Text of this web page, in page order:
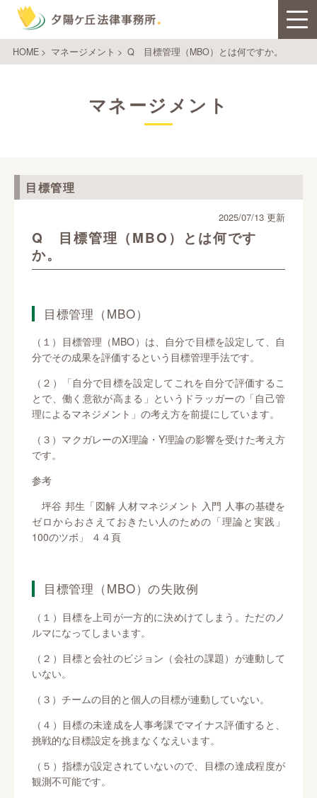
HOME> マネージメント > Q 目標管理（MBO）とは何ですか。
マネージメント
目標管理
Q 目標管理（MBO）とは何です
か。
2025/07/13 更新
目標管理（MBO）
（１）目標管理（MBO）は、自分で目標を設定して、自
分でその成果を評価するという目標管理手法です。
（２）「自分で目標を設定してこれを自分で評価するこ
とで、働く意欲が高まる」というドラッガーの「自己管
理によるマネジメント」の考え方を前提にしています。
（３）マクガレーのX理論・Y理論の影響を受けた考え方
です。
参考
坪谷 邦生「図解 人材マネジメント 入門 人事の基礎を
ゼロからおさえておきたい人のための「理論と実践」
100のツボ」 ４４頁
目標管理（MBO）の失敗例
（１）目標を上司が一方的に決めけてしまう。ただのノ
ルマになってしまいます。
（２）目標と会社のビジョン（会社の課題）が連動して
いない。
（３）チームの目的と個人の目標が連動していない。
（４）目標の未達成を人事考課でマイナス評価すると、
挑戦的な目標設定を挑まなくなえいます。
（５）指標が設定されていないので、目標の達成程度が
観測不可能です。